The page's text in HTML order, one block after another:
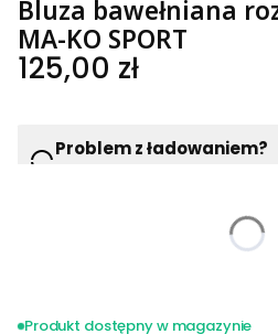
Bluza bawełniana
MA-KO SPORT
Cena
125,00 zł
Problem z ładowaniem?
Produkt dostępny w magazynie